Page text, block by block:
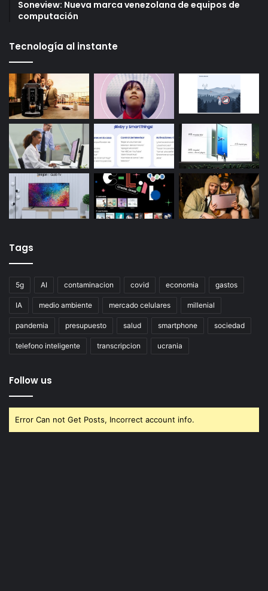
Soneview: Nueva marca venezolana de equipos de
computación
Tecnología al instante
Tags
5g AI contaminacion covid economia gastos
IA medio ambiente mercado celulares millenial
pandemia presupuesto salud smartphone sociedad
telefono inteligente transcripcion ucrania
Follow us
Error Can not Get Posts, Incorrect account info.